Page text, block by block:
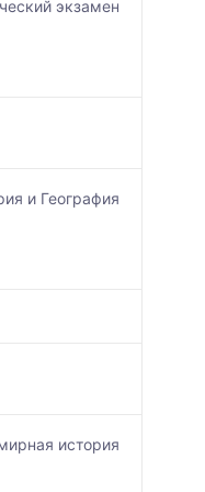
экзамен
и География
история